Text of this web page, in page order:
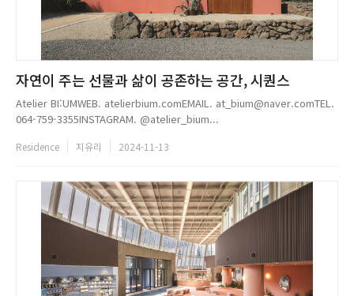
자연이 주는 선물과 삶이 공존하는 공간, 시퀀스
Atelier BI:UMWEB. atelierbium.comEMAIL. at_bium@naver.comTEL.
064-759-3355INSTAGRAM. @atelier_bium...
Residence 지유리 2024-11-13